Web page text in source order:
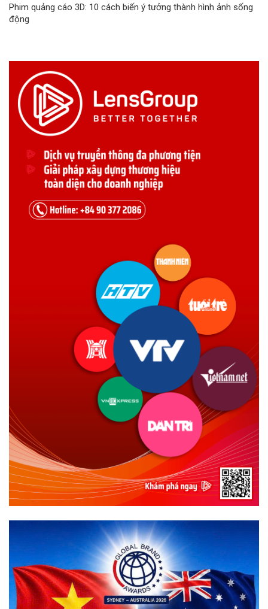
Phim quảng cáo 3D: 10 cách biến ý tưởng thành hình ảnh sống
động